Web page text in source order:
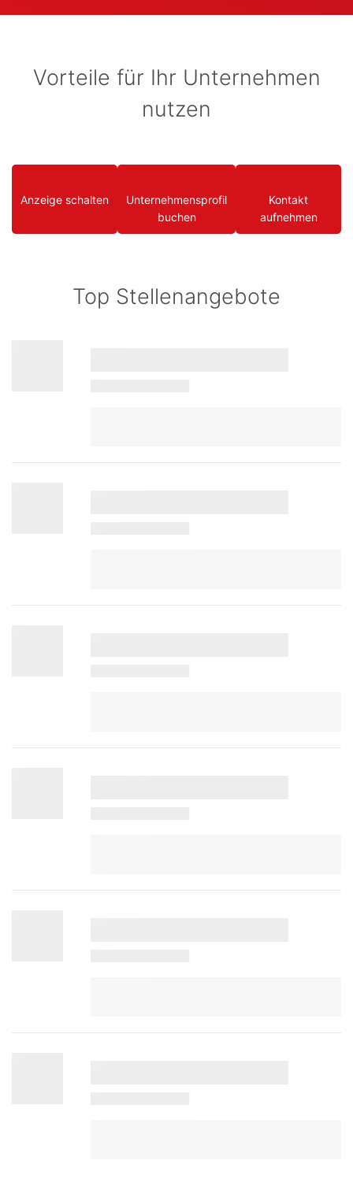
Vorteile für Ihr Unternehmen
nutzen
Anzeige schalten
Unternehmensprofil
buchen
Kontakt
aufnehmen
Top Stellenangebote